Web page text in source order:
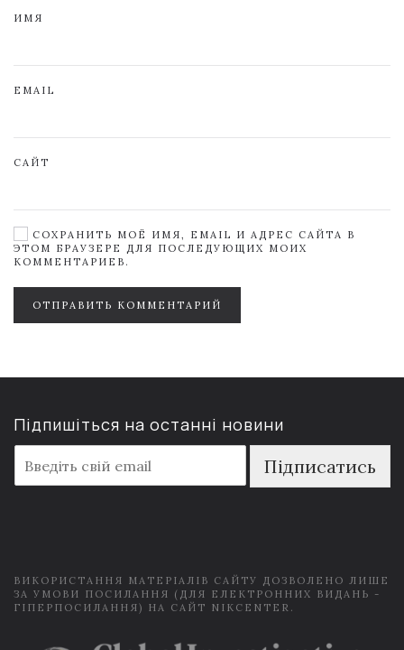
ИМЯ
EMAIL
САЙТ
СОХРАНИТЬ МОЁ ИМЯ, EMAIL И АДРЕС САЙТА В
ЭТОМ БРАУЗЕРЕ ДЛЯ ПОСЛЕДУЮЩИХ МОИХ
КОММЕНТАРИЕВ.
ОТПРАВИТЬ КОММЕНТАРИЙ
Підпишіться на останні новини
m
a
Підписатись
ВИКОРИСТАННЯ МАТЕРІАЛІВ САЙТУ ДОЗВОЛЕНО ЛИШЕ
ЗА УМОВИ ПОСИЛАННЯ (ДЛЯ ЕЛЕКТРОННИХ ВИДАНЬ -
ГІПЕРПОСИЛАННЯ) НА САЙТ NIKCENTER.